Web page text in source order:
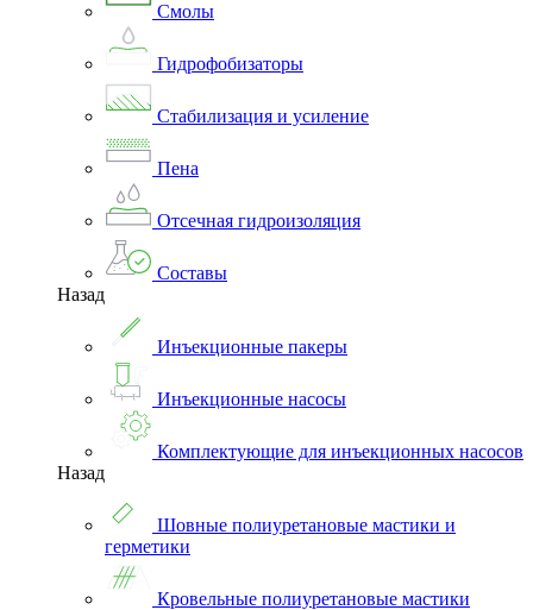
Смолы
Гидрофобизаторы
Стабилизация и усиление
Пена
Отсечная гидроизоляция
Составы
Назад
Инъекционные пакеры
Инъекционные насосы
Комплектующие для инъекционных насосов
Назад
Шовные полиуретановые мастики и
герметики
Кровельные полиуретановые мастики